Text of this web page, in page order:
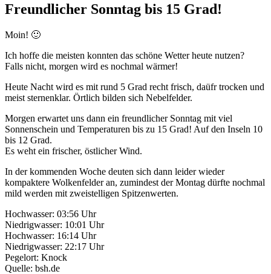
Freundlicher Sonntag bis 15 Grad!
Moin! 🙂
Ich hoffe die meisten konnten das schöne Wetter heute nutzen?
Falls nicht, morgen wird es nochmal wärmer!
Heute Nacht wird es mit rund 5 Grad recht frisch, daüfr trocken und
meist sternenklar. Örtlich bilden sich Nebelfelder.
Morgen erwartet uns dann ein freundlicher Sonntag mit viel
Sonnenschein und Temperaturen bis zu 15 Grad! Auf den Inseln 10
bis 12 Grad.
Es weht ein frischer, östlicher Wind.
In der kommenden Woche deuten sich dann leider wieder
kompaktere Wolkenfelder an, zumindest der Montag dürfte nochmal
mild werden mit zweistelligen Spitzenwerten.
Hochwasser: 03:56 Uhr
Niedrigwasser: 10:01 Uhr
Hochwasser: 16:14 Uhr
Niedrigwasser: 22:17 Uhr
Pegelort: Knock
Quelle: bsh.de